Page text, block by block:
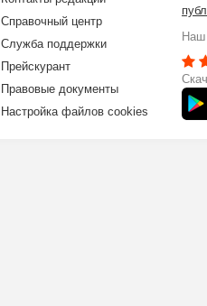
Справочный центр
Служба поддержки
Прейскурант
Правовые документы
Настройка файлов cookies
Наш